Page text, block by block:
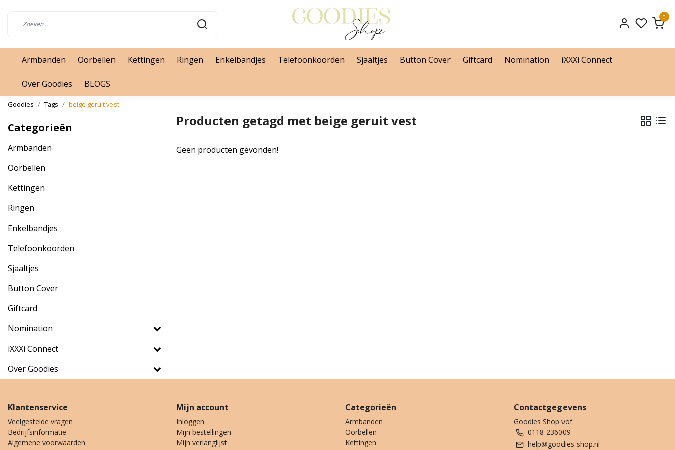
0
Armbanden Oorbellen Kettingen Ringen Enkelbandjes Telefoonkoorden Sjaaltjes Button Cover Giftcard Nomination iXXXi Connect
Over Goodies BLOGS
Goodies Tags beige geruit vest
Categorieën
Armbanden
Oorbellen
Kettingen
Ringen
Enkelbandjes
Telefoonkoorden
Sjaaltjes
Button Cover
Giftcard
Nomination
iXXXi Connect
Over Goodies
Producten getagd met beige geruit vest
Geen producten gevonden!
Klantenservice
Veelgestelde vragen
Bedrijfsinformatie
Algemene voorwaarden
Mijn account
Inloggen
Mijn bestellingen
Mijn verlanglijst
Categorieën
Armbanden
Oorbellen
Kettingen
Contactgegevens
Goodies Shop vof
0118-236009
help@goodies-shop.nl